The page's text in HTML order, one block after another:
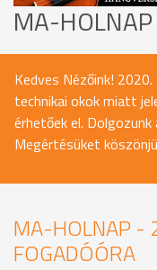
MA-HOLNAP
Kedves Nézőink!
technikai okok miatt
érhetőek el.
Megértésüket
MA-HOLNAP -
FOGADÓÓRA